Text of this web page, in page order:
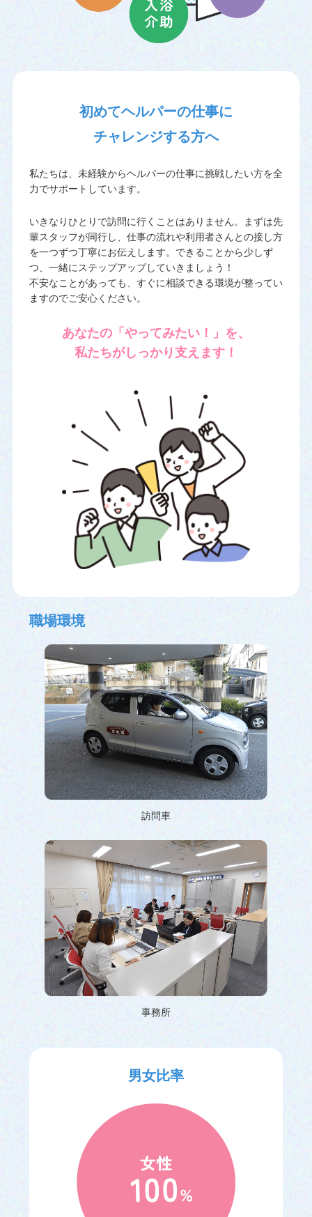
初めてヘルパーの仕事に
チャレンジする方へ
私たちは、未経験からヘルパーの仕事に挑戦したい方を全
力でサポートしています。
いきなりひとりで訪問に行くことはありません。まずは先
輩スタッフが同行し、仕事の流れや利用者さんとの接し方
を一つずつ丁寧にお伝えします。できることから少しず
つ、一緒にステップアップしていきましょう！
不安なことがあっても、すぐに相談できる環境が整ってい
ますのでご安心ください。
あなたの「やってみたい！」を、
私たちがしっかり支えます！
職場環境
訪問車
事務所
男女比率